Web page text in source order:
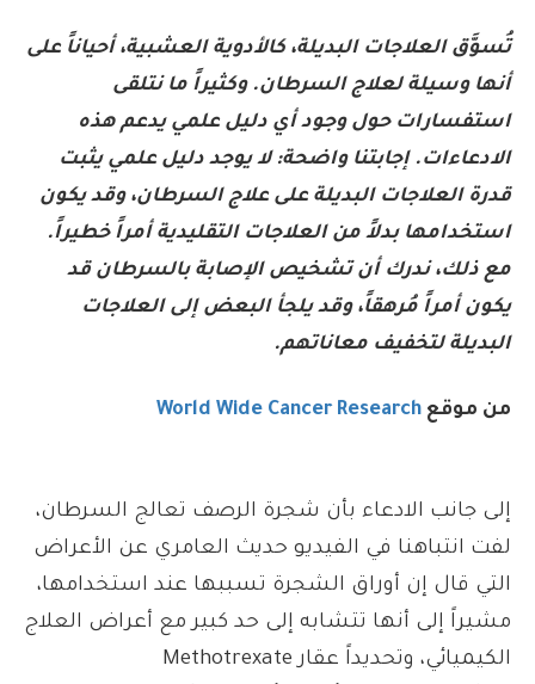
تُسوَّق العلاجات البديلة، كالأدوية العشبية، أحياناً على
أنها وسيلة لعلاج السرطان. وكثيراً ما نتلقى
استفسارات حول وجود أي دليل علمي يدعم هذه
الادعاءات. إجابتنا واضحة: لا يوجد دليل علمي يثبت
قدرة العلاجات البديلة على علاج السرطان، وقد يكون
استخدامها بدلاً من العلاجات التقليدية أمراً خطيراً.
مع ذلك، ندرك أن تشخيص الإصابة بالسرطان قد
يكون أمراً مُرهقاً، وقد يلجأ البعض إلى العلاجات
البديلة لتخفيف معاناتهم.
من موقع World Wide Cancer Research
إلى جانب الادعاء بأن شجرة الرصف تعالج السرطان،
لفت انتباهنا في الفيديو حديث العامري عن الأعراض
التي قال إن أوراق الشجرة تسببها عند استخدامها،
مشيراً إلى أنها تتشابه إلى حد كبير مع أعراض العلاج
الكيميائي، وتحديداً عقار Methotrexate